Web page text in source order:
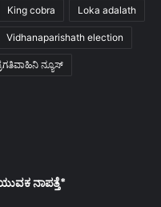
King cobra Loka adalath
Vidhanaparishath election
ನ್ಯೂಸ್
ನಾಪತ್ತೆ*